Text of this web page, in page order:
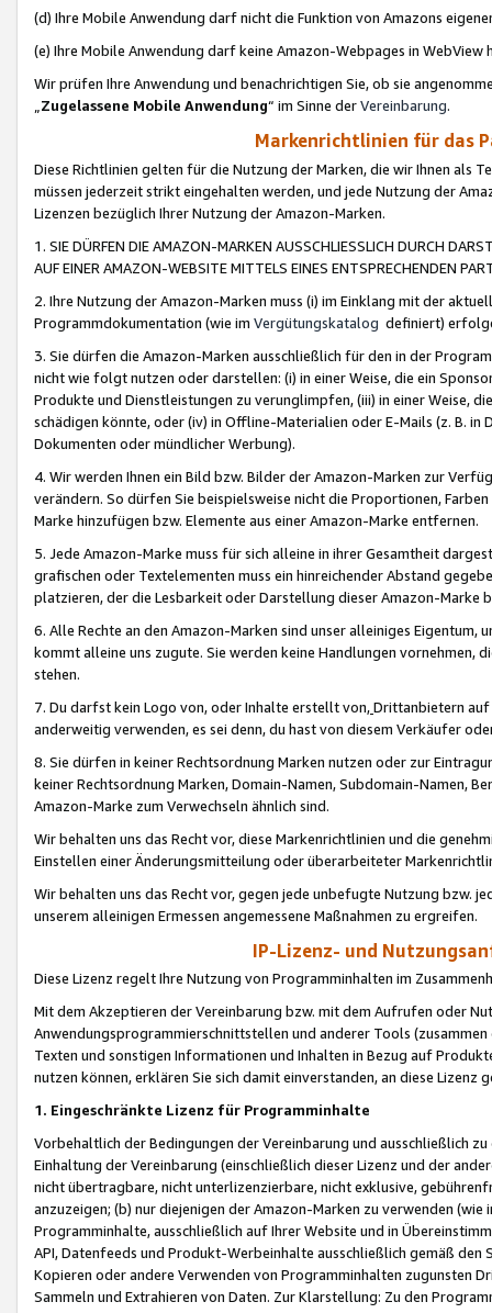
(d) Ihre Mobile Anwendung darf nicht die Funktion von Amazons
(e) Ihre Mobile Anwendung darf keine Amazon-Webpages in WebView
Wir prüfen Ihre Anwendung und benachrichtigen Sie, ob sie
„Zugelassene Mobile Anwendung“ im Sinne derVereinbarung.
Markenrichtlinien für das
Diese Richtlinien gelten für die Nutzung der Marken, die wir Ihnen als
müssen jederzeit strikt eingehalten werden, und jede Nutzung der
Lizenzen bezüglich Ihrer Nutzung der Amazon-Marken.
1. SIE DÜRFEN DIE AMAZON-MARKEN AUSSCHLIESSLICH DURCH
AUF EINER AMAZON-WEBSITE MITTELS EINES ENTSPRECHENDEN
2. Ihre Nutzung der Amazon-Marken muss (i) im Einklang mit der
Programmdokumentation (wie im Vergütungskatalog definiert)
3. Sie dürfen die Amazon-Marken ausschließlich für den in der
nicht wie folgt nutzen oder darstellen: (i) in einer Weise, die ein
Produkte und Dienstleistungen zu verunglimpfen, (iii) in einer Weise,
schädigen könnte, oder (iv) in Offline-Materialien oder E-Mails (z. B. in
Dokumenten oder mündlicher Werbung).
4. Wir werden Ihnen ein Bild bzw. Bilder der Amazon-Marken zur
verändern. So dürfen Sie beispielsweise nicht die Proportionen,
Marke hinzufügen bzw. Elemente aus einer Amazon-Marke entfernen.
5. Jede Amazon-Marke muss für sich alleine in ihrer Gesamtheit
grafischen oder Textelementen muss ein hinreichender Abstand
platzieren, der die Lesbarkeit oder Darstellung dieser Amazon-Marke
6. Alle Rechte an den Amazon-Marken sind unser alleiniges
kommt alleine uns zugute. Sie werden keine Handlungen vornehmen,
stehen.
7. Du darfst kein Logo von, oder Inhalte erstellt von,Drittanbietern auf
anderweitig verwenden, es sei denn, du hast von diesem Verkäufer
8. Sie dürfen in keiner Rechtsordnung Marken nutzen oder zur
keiner Rechtsordnung Marken, Domain-Namen, Subdomain-Namen,
Amazon-Marke zum Verwechseln ähnlich sind.
Wir behalten uns das Recht vor, diese Markenrichtlinien und die
Einstellen einer Änderungsmitteilung oder überarbeiteter
Wir behalten uns das Recht vor, gegen jede unbefugte Nutzung bzw.
unserem alleinigen Ermessen angemessene Maßnahmen zu ergreifen.
IP-Lizenz- und
Diese Lizenz regelt Ihre Nutzung von Programminhalten im
Mit dem Akzeptieren der Vereinbarung bzw. mit dem Aufrufen oder
Anwendungsprogrammierschnittstellen und anderer Tools (zusammen
Texten und sonstigen Informationen und Inhalten in Bezug auf
nutzen können, erklären Sie sich damit einverstanden, an diese Lizenz
1. Eingeschränkte Lizenz für Programminhalte
Vorbehaltlich der Bedingungen der Vereinbarung und ausschließlich
Einhaltung der Vereinbarung (einschließlich dieser Lizenz und der
nicht übertragbare, nicht unterlizenzierbare, nicht exklusive,
anzuzeigen; (b) nur diejenigen der Amazon-Marken zu verwenden
Programminhalte, ausschließlich auf Ihrer Website und in
API, Datenfeeds und Produkt-Werbeinhalte ausschließlich gemäß
Kopieren oder andere Verwenden von Programminhalten zugunsten
Sammeln und Extrahieren von Daten. Zur Klarstellung: Zu den